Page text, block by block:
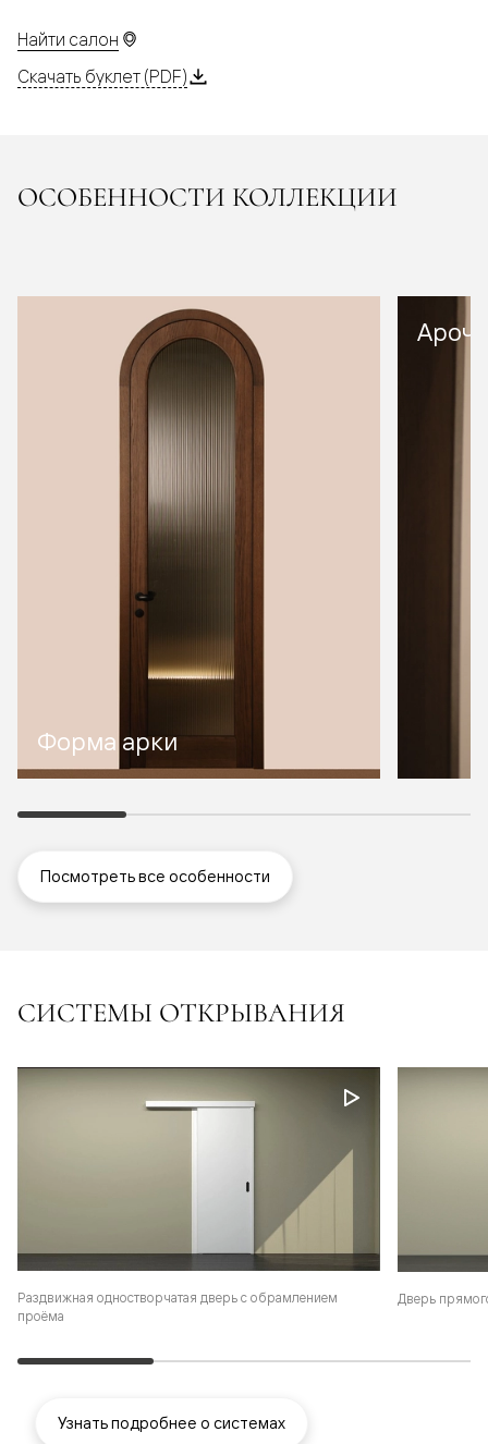
Найти салон
Скачать буклет (PDF)
ОСОБЕННОСТИ КОЛЛЕКЦИИ
Форма арки
Посмотреть все особенности
СИСТЕМЫ ОТКРЫВАНИЯ
Раздвижная одностворчатая дверь с обрамлением
проёма
Дверь
Узнать подробнее о системах